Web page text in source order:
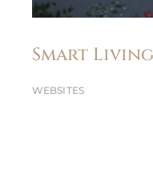
Smart Living
WEBSITES